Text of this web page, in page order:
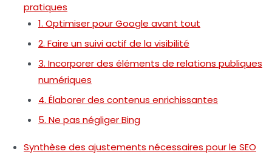
pratiques
1. Optimiser pour Google avant tout
2. Faire un suivi actif de la visibilité
3. Incorporer des éléments de relations publiques
numériques
4. Élaborer des contenus enrichissantes
5. Ne pas négliger Bing
Synthèse des ajustements nécessaires pour le SEO